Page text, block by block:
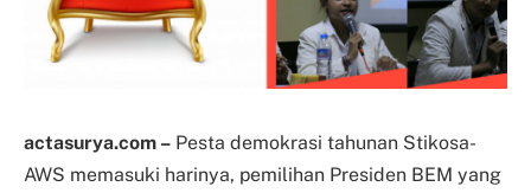
actasurya.com – Pesta demokrasi tahunan Stikosa-
AWS memasuki harinya, pemilihan Presiden BEM yang